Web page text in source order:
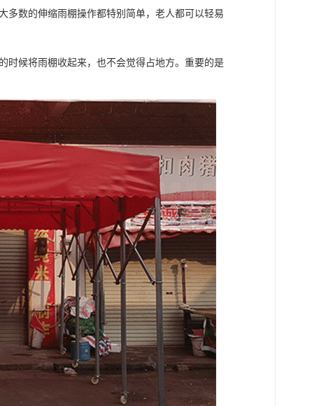
多数的伸缩雨棚操作都特别简单，老人都可以轻易
时候将雨棚收起来，也不会觉得占地方。重要的是